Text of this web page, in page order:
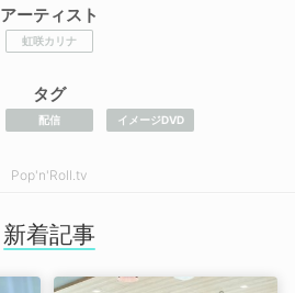
アーティスト
虹咲カリナ
タグ
配信 イメージDVD
Pop'n'Roll.tv
新着記事